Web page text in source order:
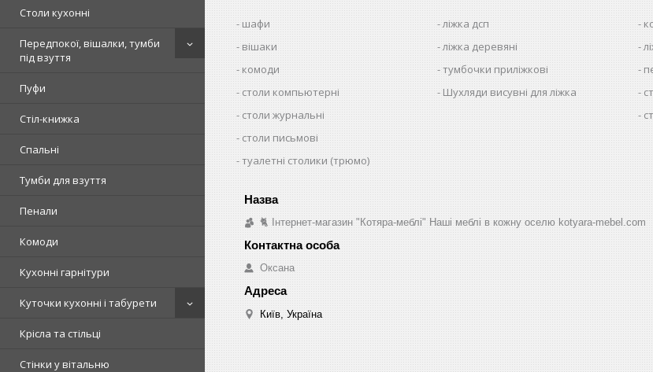
Столи кухонні
Передпокої, вішалки, тумби
під взуття
Пуфи
Стіл-книжка
Спальні
Тумби для взуття
Пенали
Комоди
Кухонні гарнітури
Куточки кухонні і табурети
Крісла та стільці
Стінки у вітальню
шафи
вішаки
комоди
столи компьютерні
столи журнальні
столи письмові
туалетні столики (трюмо)
ліжка дсп
ліжка деревяні
тумбочки приліжкові
Шухляди висувні для ліжка
🐈 Інтернет-магазин "Котяра-меблі" Наші меблі в кожну оселю kotyara-mebel.com
Оксана
Київ, Україна